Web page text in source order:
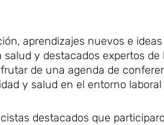
aprendizajes nuevos e
salud y destacados expertos
de una agenda de
y salud en el entorno
destacados que